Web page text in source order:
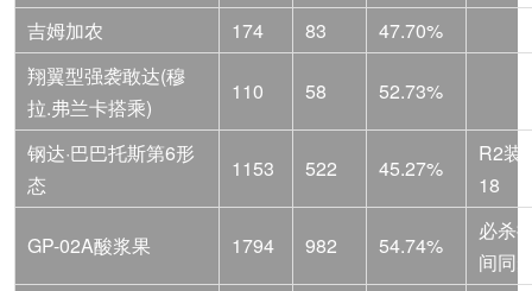
吉姆加农
174 83
47.70%
翔翼型强袭敢达(穆
拉.弗兰卡搭乘)
110 58 52.73%
钢达·巴巴托斯第6形
态
1153 522 45.27%
R2装
18
GP-02A酸浆果 1794 982 54.74%
必杀
间同